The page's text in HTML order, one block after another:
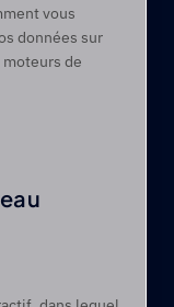
vous
données sur
de